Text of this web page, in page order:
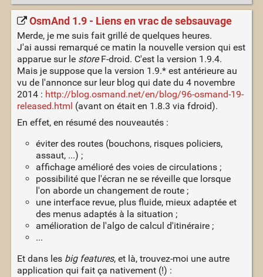
OsmAnd 1.9 - Liens en vrac de sebsauvage
Merde, je me suis fait grillé de quelques heures.
J'ai aussi remarqué ce matin la nouvelle version qui est
apparue sur le storeF-droid. C'est la version 1.9.4.
Mais je suppose que la version 1.9.* est antérieure au
vu de l'annonce sur leur blog qui date du 4 novembre
2014 : http://blog.osmand.net/en/blog/96-osmand-19-
released.html (avant on était en 1.8.3 via fdroid).
En effet, en résumé des nouveautés :
éviter des routes (bouchons, risques policiers,
assaut, ...) ;
affichage amélioré des voies de circulations ;
possibilité que l'écran ne se réveille que lorsque
l'on aborde un changement de route ;
une interface revue, plus fluide, mieux adaptée et
des menus adaptés à la situation ;
amélioration de l'algo de calcul d'itinéraire ;
...
Et dans les big features, et là, trouvez-moi une autre
application qui fait ça nativement (!) :